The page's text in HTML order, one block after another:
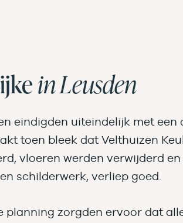
in Leusden
eindigden uiteindelijk met
toen bleek dat Velthuizen
vloeren werden verwijderd
schilderwerk, verliep goed.
zorgden ervoor dat